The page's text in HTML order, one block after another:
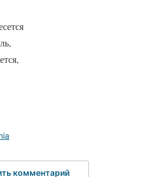
комментарий